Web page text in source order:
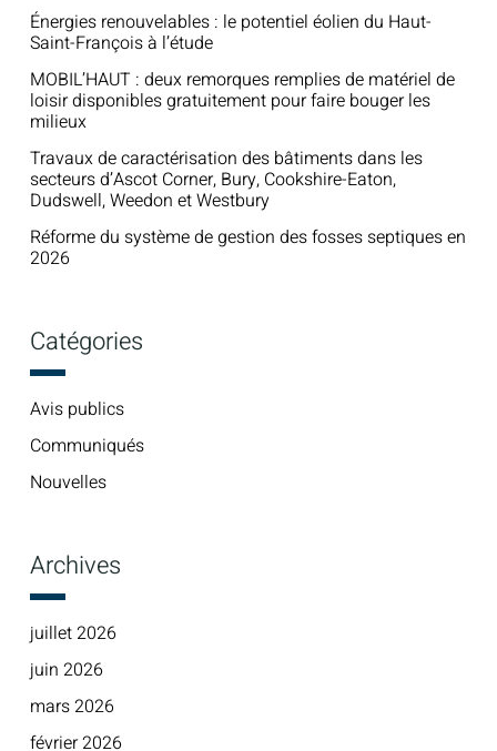
Énergies renouvelables : le potentiel éolien du Haut-
Saint-François à l’étude
MOBIL’HAUT : deux remorques remplies de matériel de
loisir disponibles gratuitement pour faire bouger les
milieux
Travaux de caractérisation des bâtiments dans les
secteurs d’Ascot Corner, Bury, Cookshire-Eaton,
Dudswell, Weedon et Westbury
Réforme du système de gestion des fosses septiques en
2026
Catégories
Avis publics
Communiqués
Nouvelles
Archives
juillet 2026
juin 2026
mars 2026
février 2026